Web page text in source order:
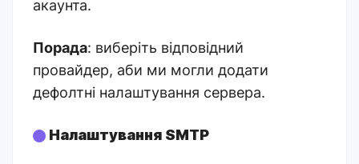
акаунта.
Порада: виберіть відповідний
провайдер, аби ми могли додати
дефолтні налаштування сервера.
Налаштування SMTP